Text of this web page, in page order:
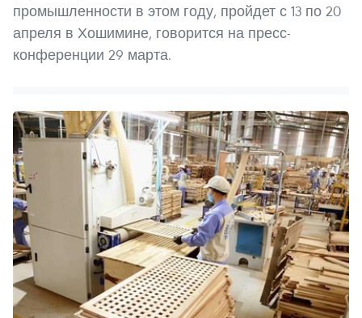
промышленности в этом году, пройдет с 13 по 20
апреля в Хошимине, говорится на пресс-
конференции 29 марта.